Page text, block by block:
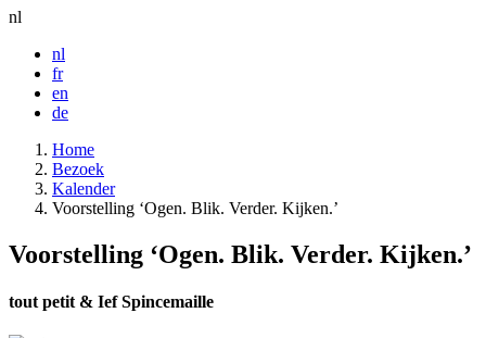
nl
nl
fr
en
de
Home
Bezoek
Kalender
Voorstelling ‘Ogen. Blik. Verder. Kijken.’
Voorstelling ‘Ogen. Blik. Verder. Kijken.’
tout petit & Ief Spincemaille